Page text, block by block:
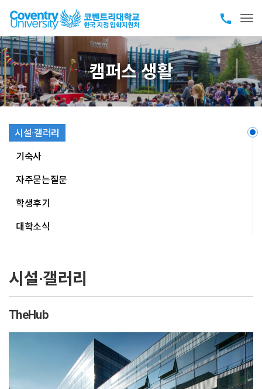
call
캠퍼스 생활
시설·갤러리
기숙사
자주묻는질문
학생후기
대학소식
시설·갤러리
TheHub